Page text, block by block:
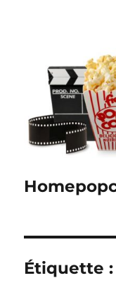
Étiquette :